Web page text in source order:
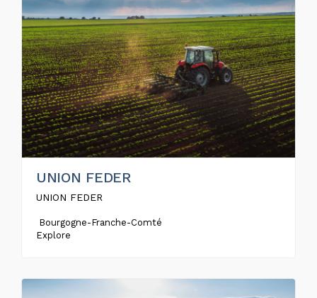
UNION FEDER
UNION FEDER
Bourgogne-Franche-Comté
Explore